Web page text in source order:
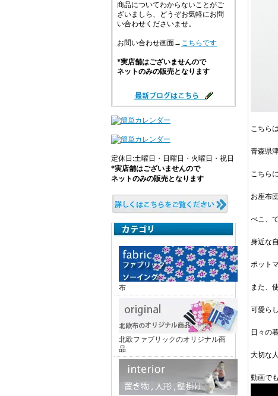
商品についてわからないことがご
ざいましら、どうぞお気軽にお問
い合わせくださいませ。
お問い合わせ画面→ こちらです
*実店舗はございませんので
ネットのみの販売となります
定休日:土曜日・日曜日・火曜日・祝日
*実店舗はございませんので
ネットのみの販売となります
布
北欧ファブリックのオリジナル商
品
こちら
青森県
こちら
お座布
べこ、
身近な
ポット
また、
可愛ら
日々の
大切な
動画で